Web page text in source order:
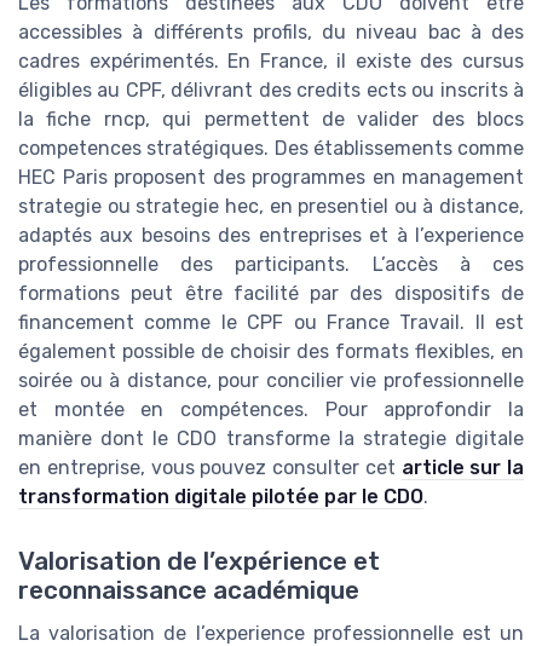
accessibles à différents profils, du niveau bac à des
cadres expérimentés. En France, il existe des cursus
éligibles au CPF, délivrant des credits ects ou inscrits à
la fiche rncp, qui permettent de valider des blocs
competences stratégiques. Des établissements comme
HEC Paris proposent des programmes en management
strategie ou strategie hec, en presentiel ou à distance,
adaptés aux besoins des entreprises et à l’experience
professionnelle des participants. L’accès à ces
formations peut être facilité par des dispositifs de
financement comme le CPF ou France Travail. Il est
également possible de choisir des formats flexibles, en
soirée ou à distance, pour concilier vie professionnelle
et montée en compétences. Pour approfondir la
manière dont le CDO transforme la strategie digitale
en entreprise, vous pouvez consulter cet article sur la
transformation digitale pilotée par le CDO.
Valorisation de l’expérience et
reconnaissance académique
La valorisation de l’experience professionnelle est un